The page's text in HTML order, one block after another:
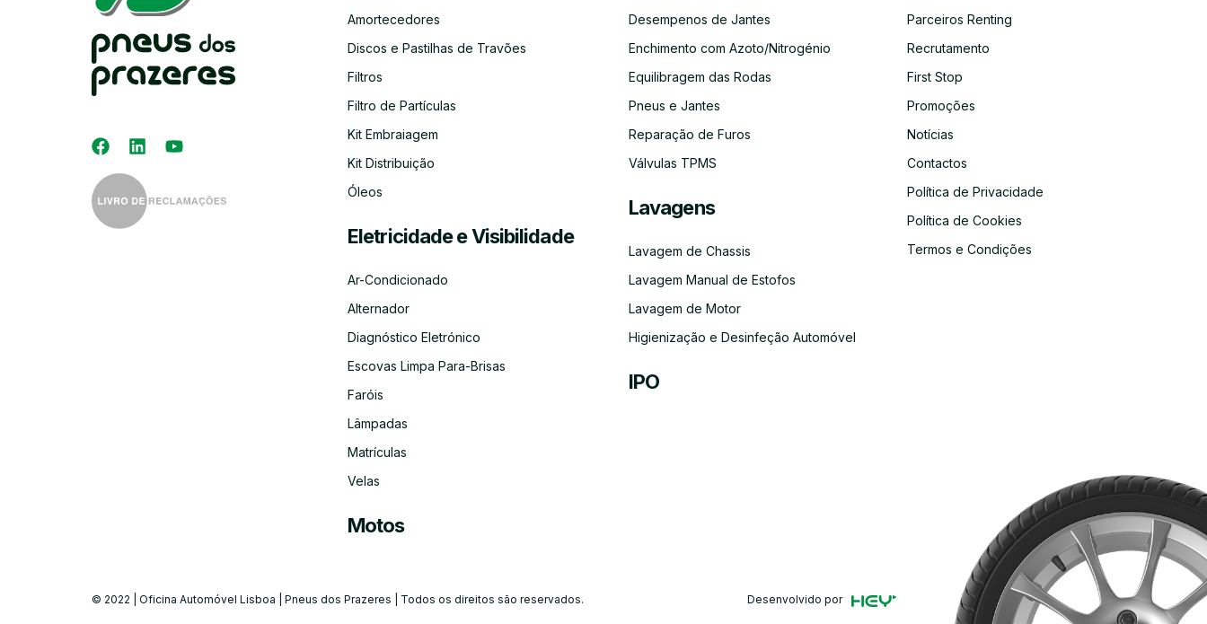
Amortecedores
Discos e Pastilhas de Travões
Filtros
Filtro de Partículas
Kit Embraiagem
Kit Distribuição
Óleos
Eletricidade e Visibilidade
Ar-Condicionado
Alternador
Diagnóstico Eletrónico
Escovas Limpa Para-Brisas
Faróis
Lâmpadas
Matrículas
Velas
Motos
Desempenos de Jantes
Enchimento com Azoto/Nitrogénio
Equilibragem das Rodas
Pneus e Jantes
Reparação de Furos
Válvulas TPMS
Lavagens
Lavagem de Chassis
Lavagem Manual de Estofos
Lavagem de Motor
Higienização e Desinfeção Automóvel
IPO
Parceiros Renting
Recrutamento
First Stop
Promoções
Notícias
Contactos
Política de Privacidade
Política de Cookies
Termos e Condições
© 2022 | Oficina Automóvel Lisboa | Pneus dos Prazeres | Todos os direitos são reservados. Desenvolvido por
Rádios
AlternadorADBLUELimpeza
do
Circuito
de
Refrigeração
Faróis
Serviço
Recolha
e
Carro
LubrificaçãoInspeção
Automóvel
Escovas
Limpa
Para-
Brisas
Filtros
Emissões
de
Gases
(CO)